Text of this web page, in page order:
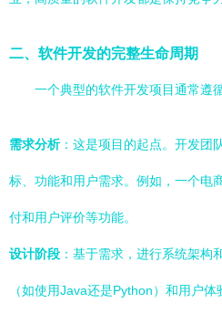
二、软件开发的完整生命周期
一个典型的软件开发项目通常遵
需求分析：这是项目的起点。开发团
标、功能和用户需求。例如，一个电
付和用户评价等功能。
设计阶段 ：基于需求，进行系统架构
（如使用Java还是Python）和用户体